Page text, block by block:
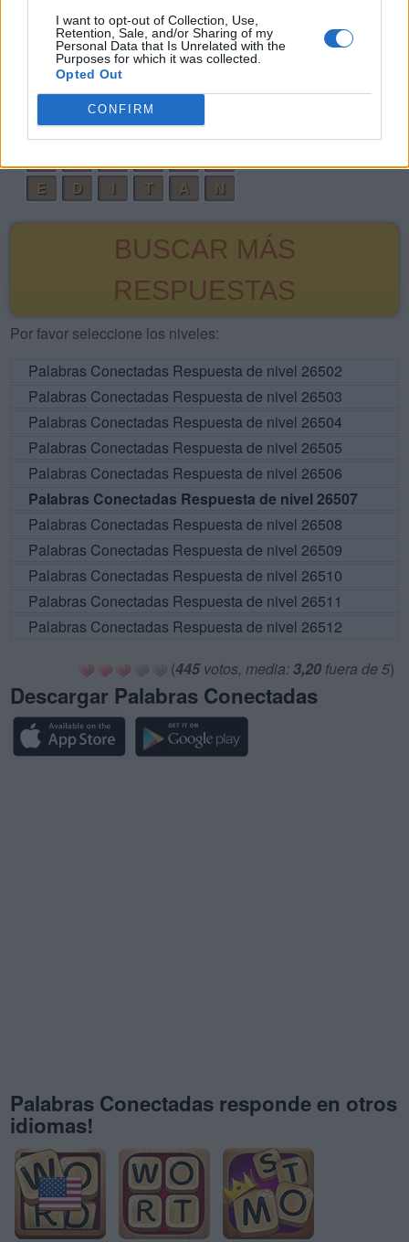
I want to opt-out of Collection, Use,
Retention, Sale, and/or Sharing of my
Personal Data that Is Unrelated with the
Purposes for which it was collected.
Opted Out
CONFIRM
T
A
I E T
A
T N
E
D I T
A
I
D E A
N
E
D I T A N
BUSCAR MÁS
RESPUESTAS
Por favor seleccione los niveles:
Palabras Conectadas Respuesta de nivel 26502
Palabras Conectadas Respuesta de nivel 26503
Palabras Conectadas Respuesta de nivel 26504
Palabras Conectadas Respuesta de nivel 26505
Palabras Conectadas Respuesta de nivel 26506
Palabras Conectadas Respuesta de nivel 26507
Palabras Conectadas Respuesta de nivel 26508
Palabras Conectadas Respuesta de nivel 26509
Palabras Conectadas Respuesta de nivel 26510
Palabras Conectadas Respuesta de nivel 26511
Palabras Conectadas Respuesta de nivel 26512
(445votos, media: 3,20 fuera de 5)
Descargar Palabras Conectadas
Palabras Conectadas responde en otros
idiomas!